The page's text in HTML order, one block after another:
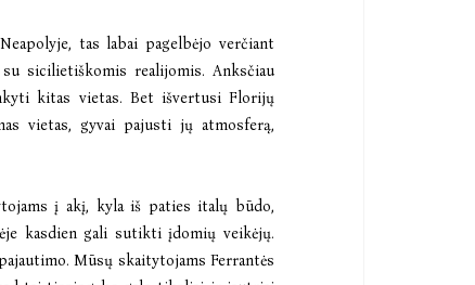
tas labai pagelbėjo verčiant
sicilietiškomis realijomis. Anksčiau
kitas vietas. Bet išvertusi Florijų
vietas, gyvai pajusti jų atmosferą,
į akį, kyla iš paties italų būdo,
kasdien gali sutikti įdomių veikėjų.
Mūsų skaitytojams Ferrantės